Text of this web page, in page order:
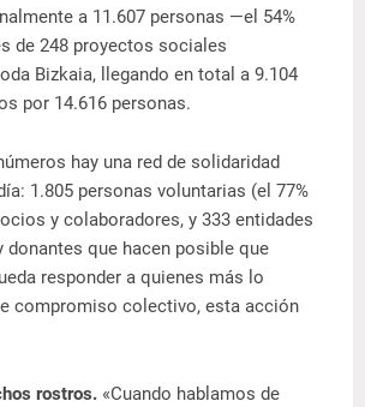
a 11.607 personas —el 54%
de 248 proyectos sociales
Bizkaia, llegando en total a 9.104
por 14.616 personas.
hay una red de solidaridad
1.805 personas voluntarias (el 77%
y colaboradores, y 333 entidades
que hacen posible que
responder a quienes más lo
compromiso colectivo, esta acción
rostros. «Cuando hablamos de